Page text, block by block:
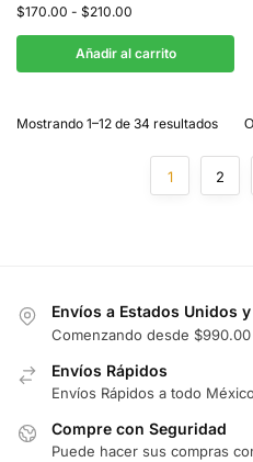
$170.00 - $210.00
Añadir al carrito
Mostrando 1–12 de 34 resultados
1 2
Envíos a Estados Unidos y
Comenzando desde
Envíos Rápidos
Envíos Rápidos a todo
Compre con Seguridad
Puede hacer sus compras